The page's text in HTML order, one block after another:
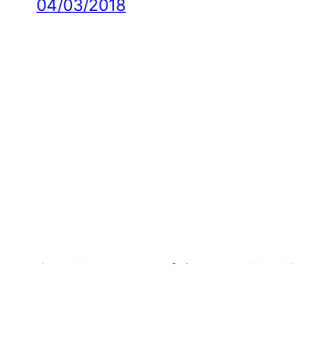
04/03/2018
Orgulhosamente feito com